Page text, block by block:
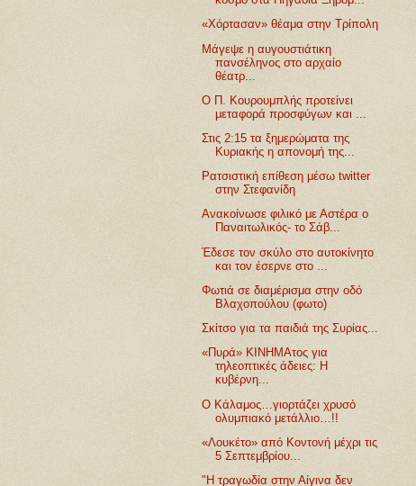
«Χόρτασαν» θέαμα στην Τρίπολη
Μάγεψε η αυγουστιάτικη
πανσέληνος στο αρχαίο
θέατρ...
Ο Π. Koυρουμπλής προτείνει
μεταφορά προσφύγων και ...
Στις 2:15 τα ξημερώματα της
Κυριακής η απονομή της...
Ρατσιστική επίθεση μέσω twitter
στην Στεφανίδη
Aνακοίνωσε φιλικό με Αστέρα ο
Παναιτωλικός- το Σάβ...
Έδεσε τον σκύλο στο αυτοκίνητο
και τον έσερνε στο ...
Φωτιά σε διαμέρισμα στην οδό
Βλαχοπούλου (φωτο)
Σκίτσο για τα παιδιά της Συρίας...
«Πυρά» ΚΙΝΗΜΑτος για
τηλεοπτικές άδειες: Η
κυβέρνη...
Ο Κάλαμος…γιορτάζει χρυσό
ολυμπιακό μετάλλιο…!!
«Λουκέτο» από Κοντονή μέχρι τις
5 Σεπτεμβρίου...
"Η τραγωδία στην Αίγινα δεν